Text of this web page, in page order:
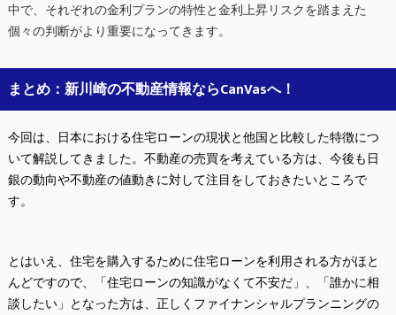
中で、それぞれの金利プランの特性と金利上昇リスクを踏まえた
個々の判断がより重要になってきます。
まとめ：新川崎の不動産情報ならCanVasへ！
今回は、日本における住宅ローンの現状と他国と比較した特徴につ
いて解説してきました。不動産の売買を考えている方は、今後も日
銀の動向や不動産の値動きに対して注目をしておきたいところで
す。
とはいえ、住宅を購入するために住宅ローンを利用される方がほと
んどですので、「住宅ローンの知識がなくて不安だ」、「誰かに相
談したい」となった方は、正しくファイナンシャルプランニングの